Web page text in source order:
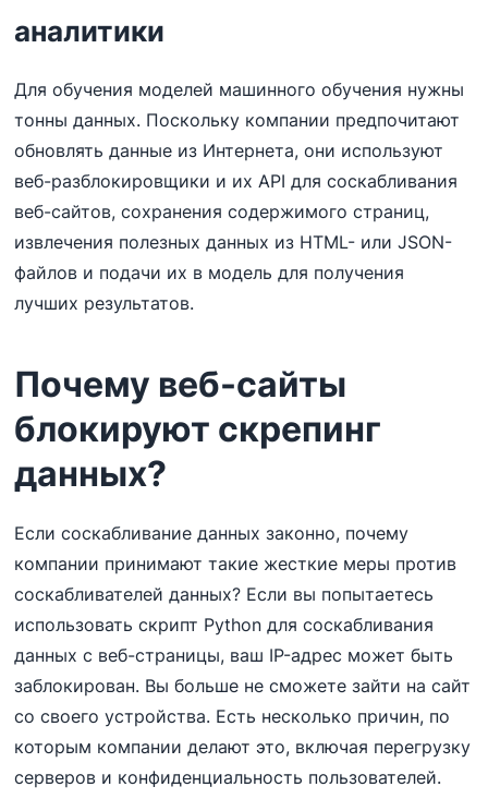
аналитики
Для обучения моделей машинного обучения нужны
тонны данных. Поскольку компании предпочитают
обновлять данные из Интернета, они используют
веб-разблокировщики и их API для соскабливания
веб-сайтов, сохранения содержимого страниц,
извлечения полезных данных из HTML- или JSON-
файлов и подачи их в модель для получения
лучших результатов.
Почему веб-сайты
блокируют скрепинг
данных?
Если соскабливание данных законно, почему
компании принимают такие жесткие меры против
соскабливателей данных? Если вы попытаетесь
использовать скрипт Python для соскабливания
данных с веб-страницы, ваш IP-адрес может быть
заблокирован. Вы больше не сможете зайти на сайт
со своего устройства. Есть несколько причин, по
которым компании делают это, включая перегрузку
серверов и конфиденциальность пользователей.